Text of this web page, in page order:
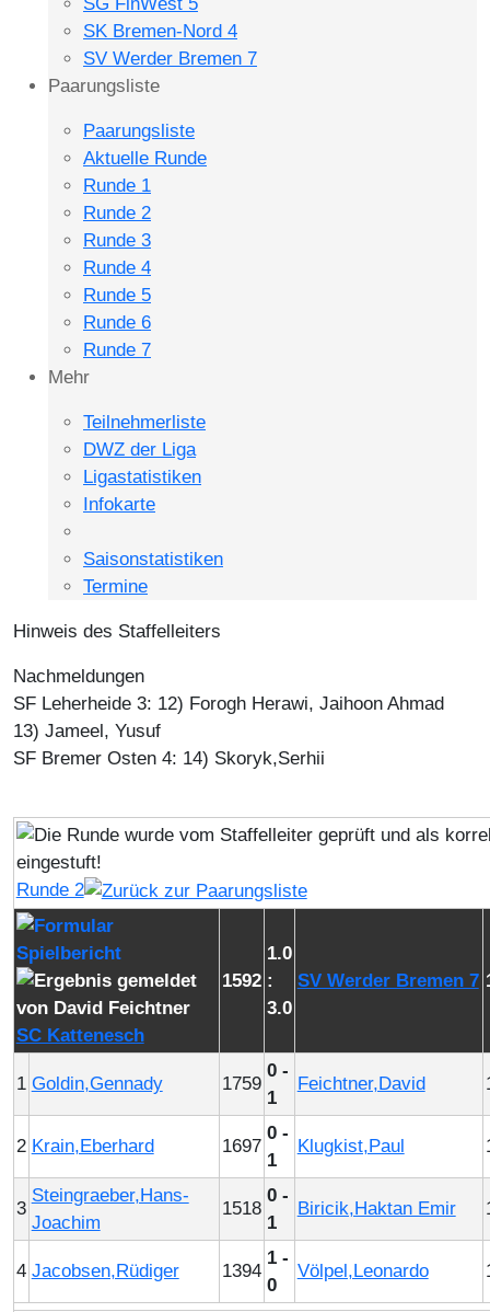
SK Bremen-Nord 4
SV Werder Bremen 7
Paarungsliste
Paarungsliste
Aktuelle Runde
Runde 1
Runde 2
Runde 3
Runde 4
Runde 5
Runde 6
Runde 7
Mehr
Teilnehmerliste
DWZ der Liga
Ligastatistiken
Infokarte
Saisonstatistiken
Termine
Hinweis des Staffelleiters
Nachmeldungen
SF Leherheide 3: 12) Forogh Herawi, Jaihoon Ahmad
13) Jameel, Yusuf
SF Bremer Osten 4: 14) Skoryk,Serhii
Runde 2
SC Kattenesch
1592
1.0
:
3.0
SV Werder Bremen 7
1 Goldin,Gennady 1759
0 -
1
Feichtner,David
2 Krain,Eberhard 1697
0 -
1
Klugkist,Paul
3
Steingraeber,Hans-
Joachim
1518
0 -
1
Biricik,Haktan Emir
4 Jacobsen,Rüdiger 1394
1 -
0
Völpel,Leonardo